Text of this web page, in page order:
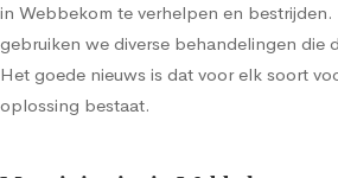
in Webbekom te verhelpen en
gebruiken we diverse behandelingen die
Het goede nieuws is dat voor elk soort
oplossing bestaat.